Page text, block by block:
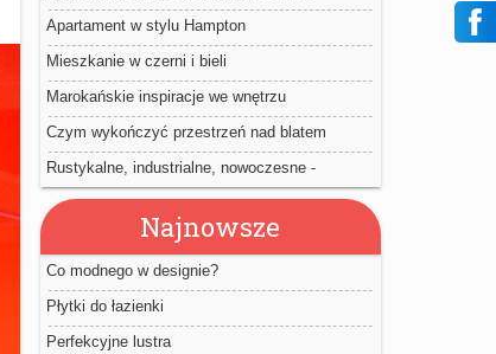
Apartament w stylu Hampton
Mieszkanie w czerni i bieli
Marokańskie inspiracje we wnętrzu
Czym wykończyć przestrzeń nad blatem
kuchennym?
Rustykalne, industrialne, nowoczesne -
wewnętrzne drzwi przesuwne
Najnowsze
Co modnego w designie?
Płytki do łazienki
Perfekcyjne lustra